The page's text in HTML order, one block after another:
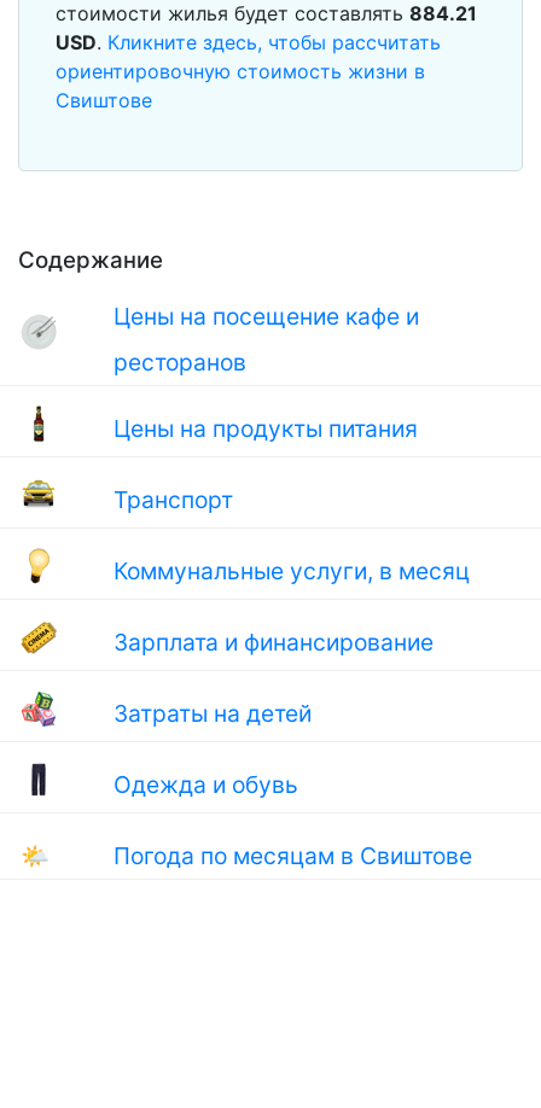
Содержание
Цены на посещение кафе и
ресторанов
Цены на продукты питания
Транспорт
Коммунальные услуги, в месяц
Зарплата и финансирование
Затраты на детей
Одежда и обувь
🌤 Погода по месяцам в Свиштове
стоимости жилья будет составлять 884.21
USD. Кликните здесь, чтобы рассчитать
ориентировочную стоимость жизни в
Свиштове